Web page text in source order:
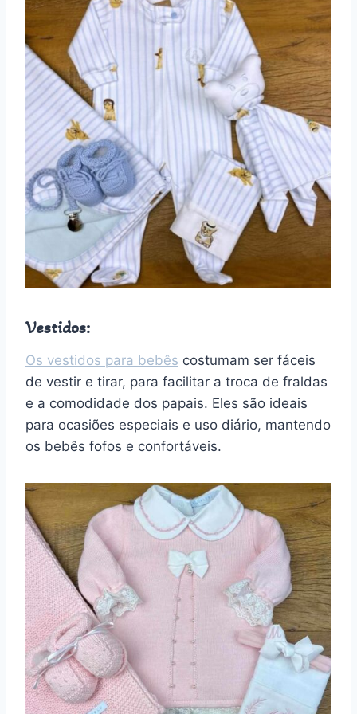
Vestidos:
Os vestidos para bebês costumam ser fáceis
de vestir e tirar, para facilitar a troca de fraldas
e a comodidade dos papais. Eles são ideais
para ocasiões especiais e uso diário, mantendo
os bebês fofos e confortáveis.